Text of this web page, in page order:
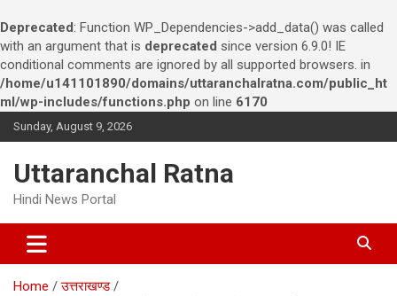
Deprecated: Function WP_Dependencies->add_data() was called
with an argument that is deprecated since version 6.9.0! IE
conditional comments are ignored by all supported browsers. in
/home/u141101890/domains/uttaranchalratna.com/public_ht
ml/wp-includes/functions.php on line 6170
k
n
Sunday, August 9, 2026
Uttaranchal Ratna
Hindi News Portal
Home
उत्तराखण्ड